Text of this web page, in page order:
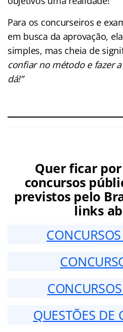
Para os concurseiros e
em busca da aprovação,
simples, mas cheia de
confiar no método e fazer
dá!”
Quer ficar
concursos
previstos pelo
links
QUESTÕES DE